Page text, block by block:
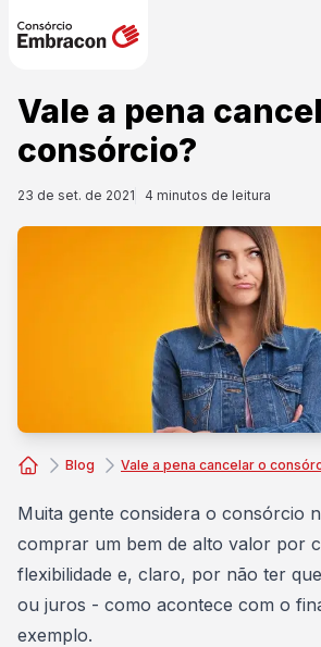
Vale a pena
consórcio?
23 de set. de 2021 4 minutos de leitura
Blog Vale a pena cancelar o
Muita gente considera o consórcio
comprar um bem de alto valor por
flexibilidade e, claro, por não ter
ou juros - como acontece com o
exemplo.